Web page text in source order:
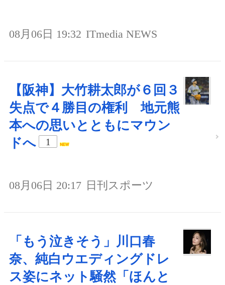
08月06日 19:32 ITmedia NEWS
【阪神】大竹耕太郎が６回３
失点で４勝目の権利 地元熊
本への思いとともにマウン
ドへ
1
08月06日 20:17 日刊スポーツ
「もう泣きそう」川口春
奈、純白ウエディングドレ
ス姿にネット騒然「ほんと